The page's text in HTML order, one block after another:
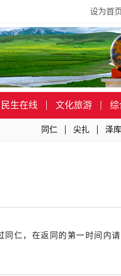
设为首页
民生在线 文化旅游 综
同仁 尖扎 泽库
仁，在返同的第一时间内